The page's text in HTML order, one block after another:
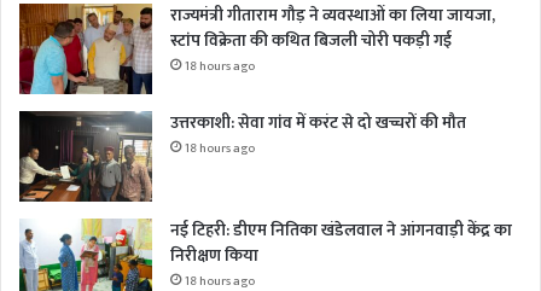
राज्यमंत्री गीताराम गौड़ ने व्यवस्थाओं का लिया जायजा,
स्टांप विक्रेता की कथित बिजली चोरी पकड़ी गई
18 hours ago
उत्तरकाशी: सेवा गांव में करंट से दो खच्चरों की मौत
18 hours ago
नई टिहरी: डीएम नितिका खंडेलवाल ने आंगनवाड़ी केंद्र का
निरीक्षण किया
18 hours ago